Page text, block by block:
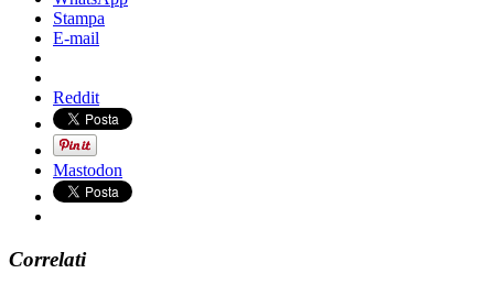
Stampa
E-mail
Reddit
Mastodon
Correlati